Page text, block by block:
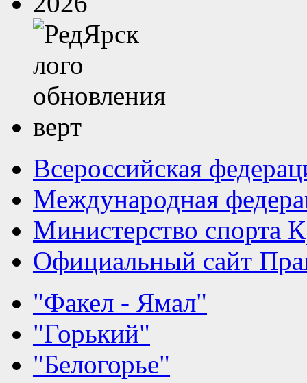
Всероссийская
Международная
Министерство спорта
Официальный сайт
"Факел - Ямал"
"Горький"
"Белогорье"